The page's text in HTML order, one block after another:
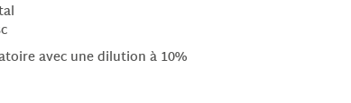
avec une dilution à 10%